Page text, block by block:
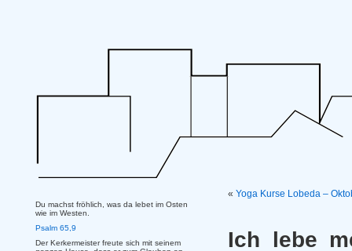
« Yoga Kurse Lobeda –
Ich lebe
Du machst fröhlich, was da lebet im Osten
wie im Westen.
Psalm 65,9
Der Kerkermeister freute sich mit seinem